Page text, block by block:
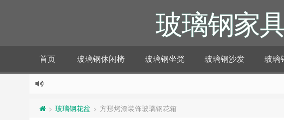
玻璃钢家
首页 玻璃钢休闲椅 玻璃钢坐凳 玻璃钢沙发 玻璃
> 玻璃钢花盆 > 方形烤漆装饰玻璃钢花箱